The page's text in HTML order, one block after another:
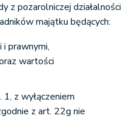
z pozarolniczej działalności
majątku będących:
prawnymi,
wartości
z wyłączeniem
z art. 22g nie